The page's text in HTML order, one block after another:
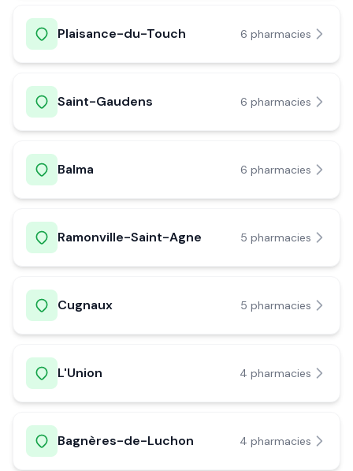
Plaisance-du-Touch 6 pharmacies
Saint-Gaudens 6 pharmacies
Balma 6 pharmacies
Ramonville-Saint-Agne 5 pharmacies
Cugnaux 5 pharmacies
L'Union 4 pharmacies
Bagnères-de-Luchon 4 pharmacies